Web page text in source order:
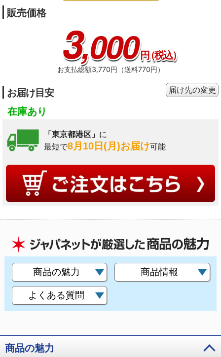
販売価格
3,000円（税込）
お支払総額3,770円（送料770円）
お届け目安
在庫あり
「東京都港区」 に
最短で8月10日(月)お届け可能
届け先の変更
商品の魅力 商品情報
よくある質問
商品の魅力